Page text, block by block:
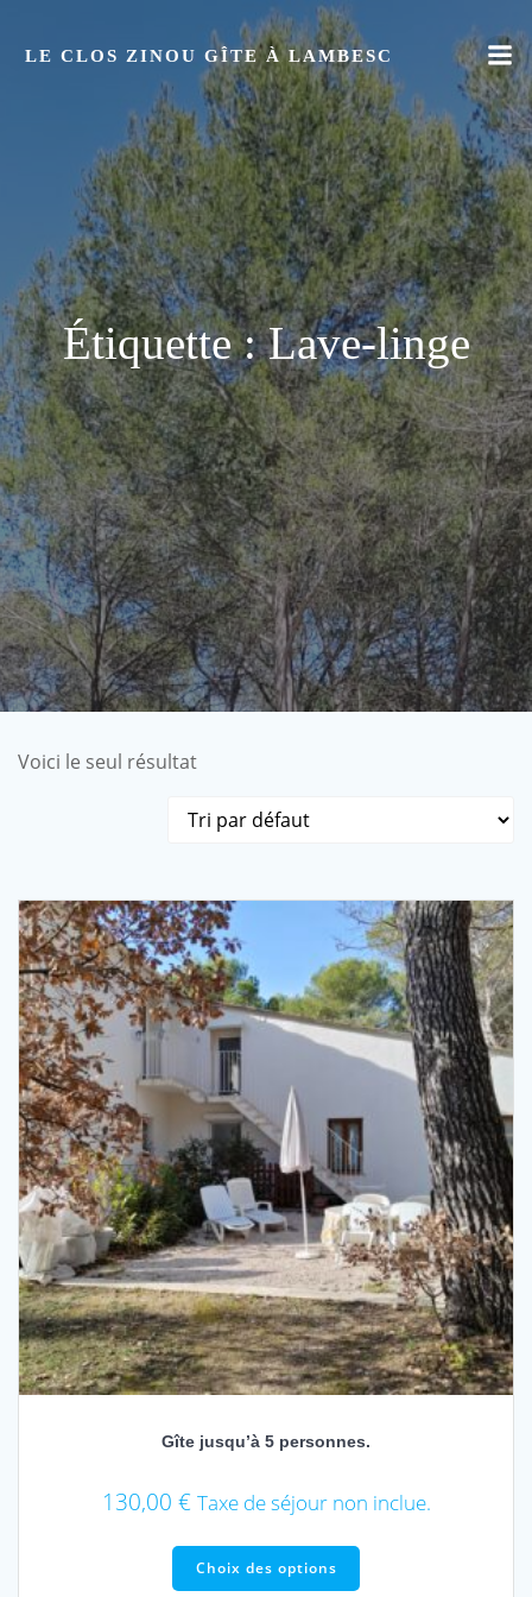
Aller
au
contenu
LE CLOS ZINOU GÎTE À LAMBESC
Étiquette :Lave-linge
Voici le seul résultat
Gîte jusqu’à 5 personnes.
130,00 € Taxe de séjour non inclue.
Choix des options
Ce